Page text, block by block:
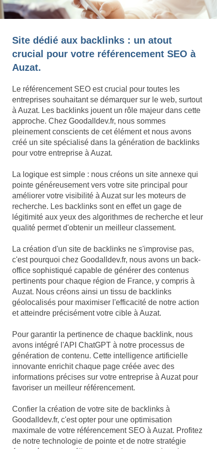
Site dédié aux backlinks : un atout
crucial pour votre référencement SEO à
Auzat.
Le référencement SEO est crucial pour toutes les
entreprises souhaitant se démarquer sur le web, surtout
à Auzat. Les backlinks jouent un rôle majeur dans cette
approche. Chez Goodalldev.fr, nous sommes
pleinement conscients de cet élément et nous avons
créé un site spécialisé dans la génération de backlinks
pour votre entreprise à Auzat.
La logique est simple : nous créons un site annexe qui
pointe généreusement vers votre site principal pour
améliorer votre visibilité à Auzat sur les moteurs de
recherche. Les backlinks sont en effet un gage de
légitimité aux yeux des algorithmes de recherche et leur
qualité permet d'obtenir un meilleur classement.
La création d'un site de backlinks ne s'improvise pas,
c'est pourquoi chez Goodalldev.fr, nous avons un back-
office sophistiqué capable de générer des contenus
pertinents pour chaque région de France, y compris à
Auzat. Nous créons ainsi un tissu de backlinks
géolocalisés pour maximiser l'efficacité de notre action
et atteindre précisément votre cible à Auzat.
Pour garantir la pertinence de chaque backlink, nous
avons intégré l'API ChatGPT à notre processus de
génération de contenu. Cette intelligence artificielle
innovante enrichit chaque page créée avec des
informations précises sur votre entreprise à Auzat pour
favoriser un meilleur référencement.
Confier la création de votre site de backlinks à
Goodalldev.fr, c'est opter pour une optimisation
maximale de votre référencement SEO à Auzat. Profitez
de notre technologie de pointe et de notre stratégie